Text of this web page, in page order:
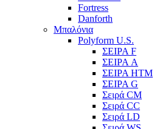
Fortress
Danforth
Μπαλόνια
Polyform U.S.
ΣΕΙΡΑ F
ΣΕΙΡΑ A
ΣΕΙΡΑ HTM
ΣΕΙΡΑ G
Σειρά CM
Σειρά CC
Σειρά LD